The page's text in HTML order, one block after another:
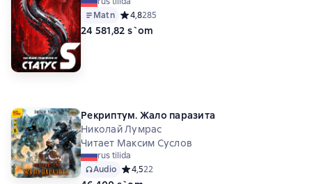
Matn Средний рейтинг 4,8 на основе 285 оценок
4,8285
24 581,82 s`om
Рекриптум. Жало паразита
Николай Лумрас
Читает Максим Суслов
rus tilida
Audio Средний рейтинг 4,5 на основе 22 оценок
4,522